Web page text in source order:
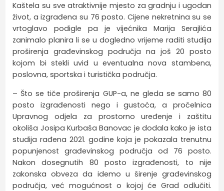
Kaštela su sve atraktivnije mjesto za gradnju i ugodan
život, a izgrađena su 76 posto. Cijene nekretnina su se
vrtoglavo podigle pa je vijećnika Marija Serajlića
zanimalo planira li se u dogledno vrijeme raditi studija
proširenja građevinskog područja na još 20 posto
kojom bi stekli uvid u eventualna nova stambena,
poslovna, sportska i turistička područja.
– Što se tiče proširenja GUP-a, ne gleda se samo 80
posto izgrađenosti nego i gustoća, a pročelnica
Upravnog odjela za prostorno uređenje i zaštitu
okoliša Josipa Kurbaša Banovac je dodala kako je ista
studija rađena 2021. godine koja je pokazala trenutnu
popunjenost građevinskog područja od 76 posto.
Nakon dosegnutih 80 posto izgrađenosti, to nije
zakonska obveza da idemo u širenje građevinskog
područja, već mogućnost o kojoj će Grad odlučiti.